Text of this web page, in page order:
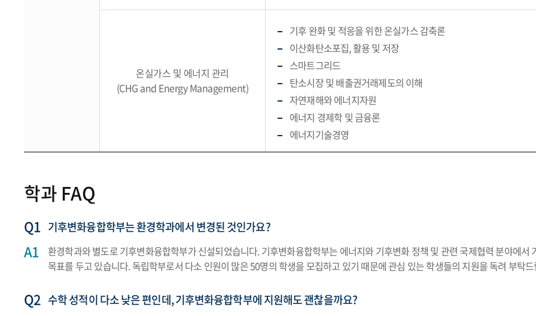
온실가스 및 에너지 관리
(CHG and Energy Management)
기후 완화 및 적응을 위한 온실가스 감축론
이산화탄소포집, 활용 및 저장
스마트그리드
탄소시장 및 배출권거래제도의 이해
자연재해와 에너지자원
에너지 경제학 및 금융론
에너지기술경영
학과 FAQ
기후변화융합학부는 환경학과에서 변경된 것인가요?
환경학과와 별도로 기후변화융합학부가 신설되었습니다. 기후변화융합학부는 에너지와 기후변화 정책 및 관련 국제협력 분야에
목표를 두고 있습니다. 독립학부로서 다소 인원이 많은 50명의 학생을 모집하고 있기 때문에 관심 있는 학생들의 지원을 독려 부탁
수학 성적이 다소 낮은 편인데, 기후변화융합학부에 지원해도 괜찮을까요?